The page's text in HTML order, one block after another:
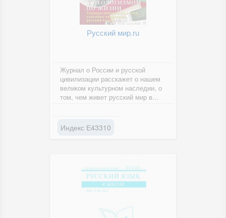
Русский мир.ru
Журнал о России и русской
цивилизации расскажет о нашем
великом культурном наследии, о
том, чем живет русский мир в
Индекс Е43310